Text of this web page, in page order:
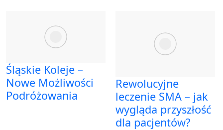
Śląskie Koleje –
Nowe Możliwości
Podróżowania
Rewolucyjne
leczenie SMA – jak
wygląda przyszłość
dla pacjentów?